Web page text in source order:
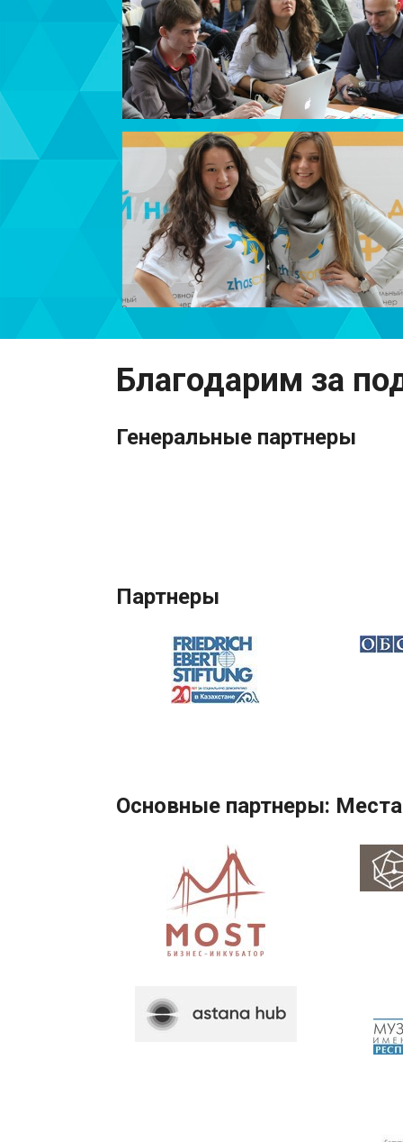
Благодарим за
Генеральные партнеры
Партнеры
Основные партнеры: